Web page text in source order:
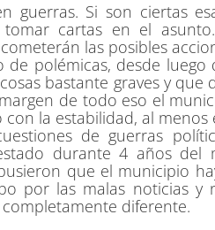
guerras. Si son ciertas
cartas en el
las posibles
polémicas, desde luego
bastante graves y que
de todo eso el
la estabilidad, al
de guerras
durante 4 años del
que el municipio
por las malas noticias y
diferente.